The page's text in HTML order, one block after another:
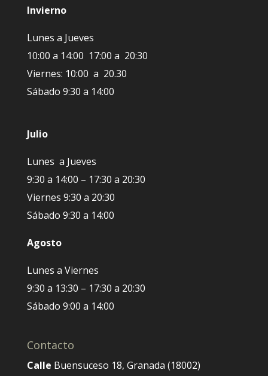
Invierno
Lunes a Jueves
10:00 a 14:00 17:00 a 20:30
Viernes: 10:00 a 20.30
Sábado 9:30 a 14:00
Julio
Lunes a Jueves
9:30 a 14:00 – 17:30 a 20:30
Viernes 9:30 a 20:30
Sábado 9:30 a 14:00
Agosto
Lunes a Viernes
9:30 a 13:30 – 17:30 a 20:30
Sábado 9:00 a 14:00
Contacto
Calle Buensuceso 18, Granada (18002)